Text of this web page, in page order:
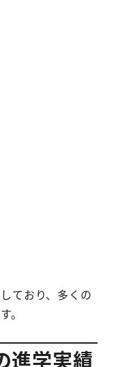
ており、多くの
。
進学実績